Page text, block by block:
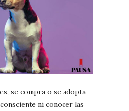
se compra o se adopta
ni conocer las